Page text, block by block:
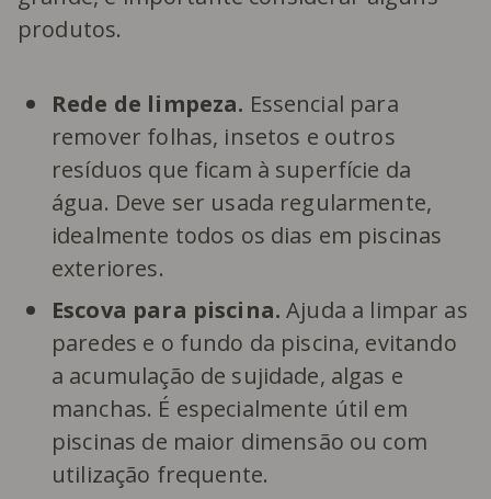
produtos.
Rede de limpeza. Essencial para
remover folhas, insetos e outros
resíduos que ficam à superfície da
água. Deve ser usada regularmente,
idealmente todos os dias em piscinas
exteriores.
Escova para piscina. Ajuda a limpar as
paredes e o fundo da piscina, evitando
a acumulação de sujidade, algas e
manchas. É especialmente útil em
piscinas de maior dimensão ou com
utilização frequente.